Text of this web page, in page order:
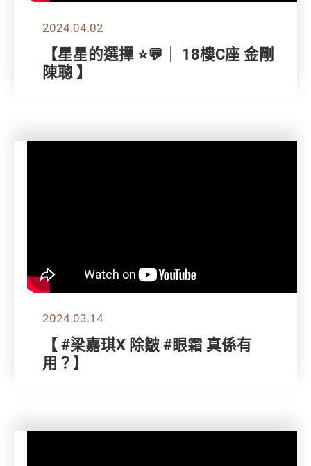
2024.04.02
【星星的選擇 ⭐💬｜ 18樓C座 金剛
陳聰 】
2024.03.14
【 #梁嘉琪X 除皺 #眼霜 真係有
用？】